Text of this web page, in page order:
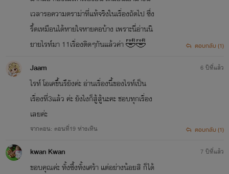
เวลารอความดราม่าที่แท้จริงในเรื่องถัดไป ซึ่ง
รี้ดเหมือนได้หายใจหายคอบ้าง เพราะนี่อ่านนิ
ยายไรท์มา 11เรื่องติดๆกันแล้วค่า 🤣🤣
ตอบกลับ (1)
Jaam
ไรท์ โอเคขึ้นรึยังค่ะ อ่านเรื่องนี้ของไรท์เป็น
เรื่องที่3แล้ว ค่ะ ยังไงก็สู้สู้นะคะ ชอบทุกเรื่อง
เลยค่ะ
จากตอน: ตอนที่19 ห่างเหิน
6 ปีที่แล้ว
ตอบกลับ (1)
kwan Kwan
ขอบคุณ​ค่ะ​ ทั้งซึ้งทั้งเศร้า​ แต่​อย่าง​น้อยสิ ก็​ได้​
7 ปีที่แล้ว